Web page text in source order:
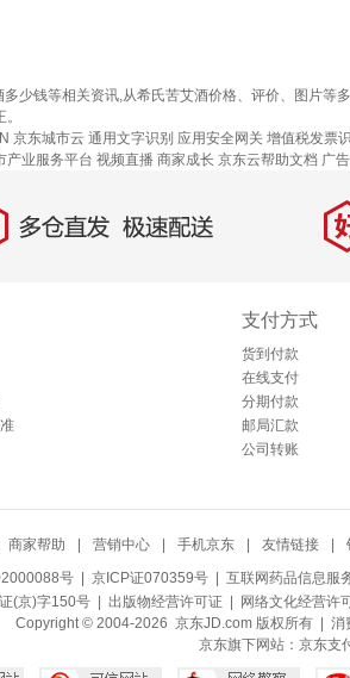
少钱等相关资讯,从希氏苦艾酒价格、评价、图片
京东城市云 通用文字识别 应用安全网关 增值税发票
产业服务平台 视频直播 商家成长 京东云帮助文档 广
仓直发，极速配送 好
支付方式
货到付款
在线支付
分期付款
邮局汇款
公司转账
商家帮助 营销中心 手机京东 友情链接
号 | 京ICP证070359号 | 互联网药品信息服
(京)字150号 | 出版物经营许可证| 网络文化经营许
Copyright © 2004-2026 京东JD.com 版权所有 |
京东旗下网站： 京东支